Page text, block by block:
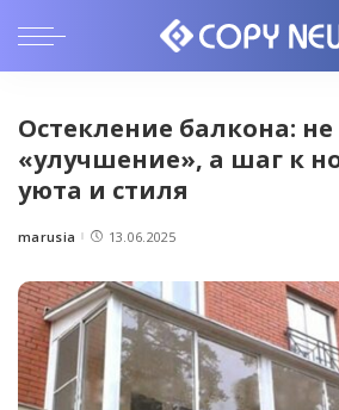
Остекление балкона: не
«улучшение», а шаг к
уюта и стиля
Posted
marusia 13.06.2025